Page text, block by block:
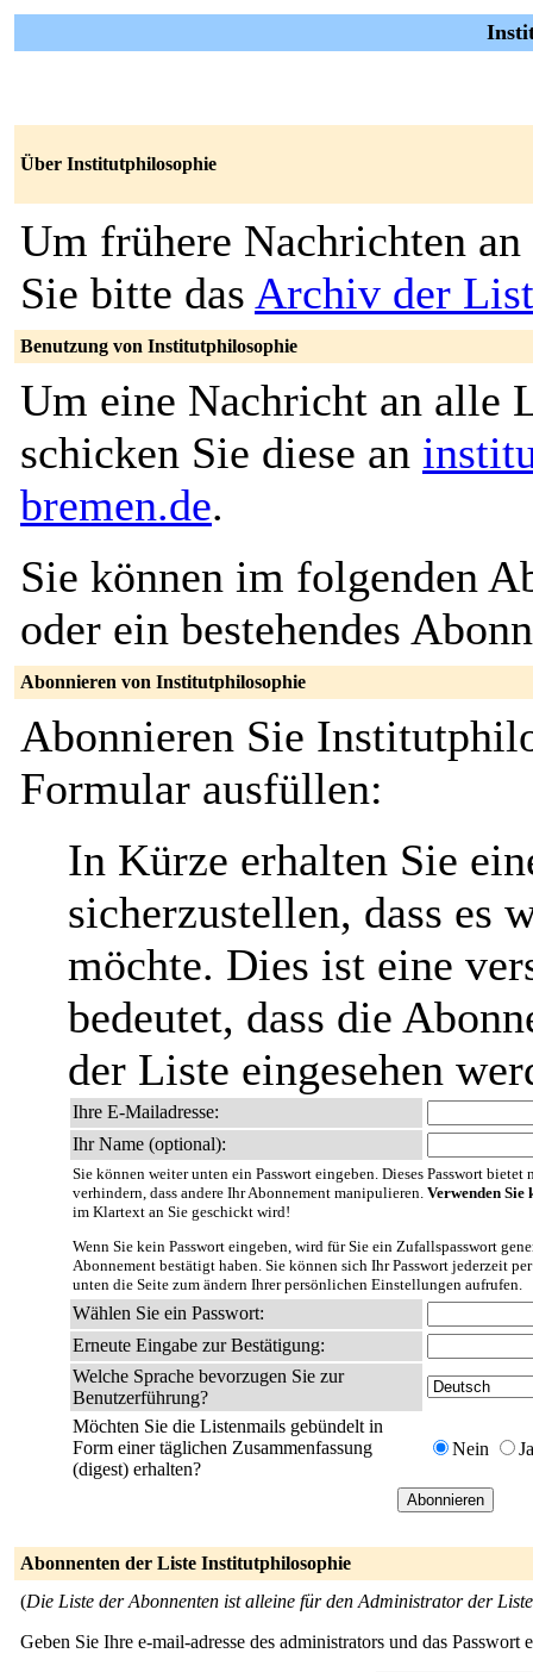
Über Institutphilosophie
Um frühere Nachrichten an
Sie bitte das Archiv der
Benutzung von Institutphilosophie
Um eine Nachricht an alle
schicken Sie diese an
bremen.de.
Sie können im folgenden
oder ein bestehendes
Abonnieren von Institutphilosophie
Abonnieren Sie
Formular ausfüllen:
In Kürze erhalten Sie
sicherzustellen, dass es
möchte. Dies ist eine
bedeutet, dass die
der Liste eingesehen
Ihre E-Mailadresse:
Ihr Name (optional):
Sie können weiter unten ein Passwort eingeben. Dieses Passwort
verhindern, dass andere Ihr Abonnement manipulieren. Verwenden Sie
im Klartext an Sie geschickt wird!
Wenn Sie kein Passwort eingeben, wird für Sie ein Zufallspasswort
Abonnement bestätigt haben. Sie können sich Ihr Passwort jederzeit
unten die Seite zum ändern Ihrer persönlichen Einstellungen aufrufen.
Wählen Sie ein Passwort:
Erneute Eingabe zur Bestätigung:
Welche Sprache bevorzugen Sie zur
Benutzerführung?
Möchten Sie die Listenmails gebündelt in
Form einer täglichen Zusammenfassung
(digest) erhalten?
Nein Ja
Abonnenten der Liste Institutphilosophie
(Die Liste der Abonnenten ist alleine für den Administrator der
Geben Sie Ihre e-mail-adresse des administrators und das